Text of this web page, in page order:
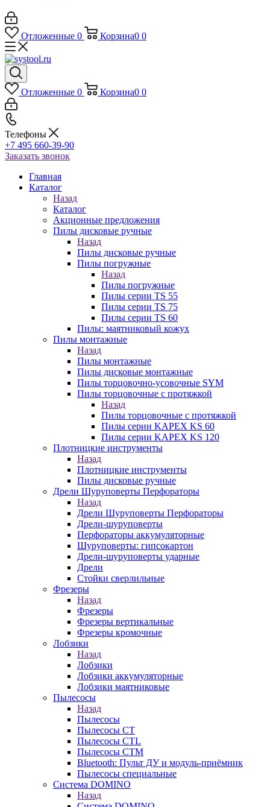
Отложенные 0 Корзина0 0
Отложенные 0 Корзина0 0
Телефоны
+7 495 660-39-90
Заказать звонок
Главная
Каталог
Назад
Каталог
Акционные предложения
Пилы дисковые ручные
Назад
Пилы дисковые ручные
Пилы погружные
Назад
Пилы погружные
Пилы серии TS 55
Пилы серии TS 75
Пилы серии TS 60
Пилы: маятниковый кожух
Пилы монтажные
Назад
Пилы монтажные
Пилы дисковые монтажные
Пилы торцовочно-усовочные SYM
Пилы торцовочные с протяжкой
Назад
Пилы торцовочные с протяжкой
Пилы серии KAPEX KS 60
Пилы серии KAPEX KS 120
Плотницкие инструменты
Назад
Плотницкие инструменты
Пилы дисковые ручные
Дрели Шуруповерты Перфораторы
Назад
Дрели Шуруповерты Перфораторы
Дрели-шуруповерты
Перфораторы аккумуляторные
Шуруповерты: гипсокартон
Дрели-шуруповерты ударные
Дрели
Стойки сверлильные
Фрезеры
Назад
Фрезеры
Фрезеры вертикальные
Фрезеры кромочные
Лобзики
Назад
Лобзики
Лобзики аккумуляторные
Лобзики маятниковые
Пылесосы
Назад
Пылесосы
Пылесосы CT
Пылесосы CTL
Пылесосы CTM
Bluetooth: Пульт ДУ и модуль-приёмник
Пылесосы специальные
Система DOMINO
Назад